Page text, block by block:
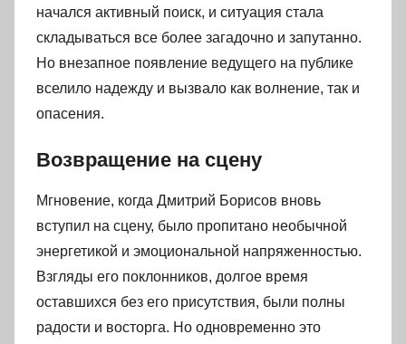
начался активный поиск, и ситуация стала
складываться все более загадочно и запутанно.
Но внезапное появление ведущего на публике
вселило надежду и вызвало как волнение, так и
опасения.
Возвращение на сцену
Мгновение, когда Дмитрий Борисов вновь
вступил на сцену, было пропитано необычной
энергетикой и эмоциональной напряженностью.
Взгляды его поклонников, долгое время
оставшихся без его присутствия, были полны
радости и восторга. Но одновременно это